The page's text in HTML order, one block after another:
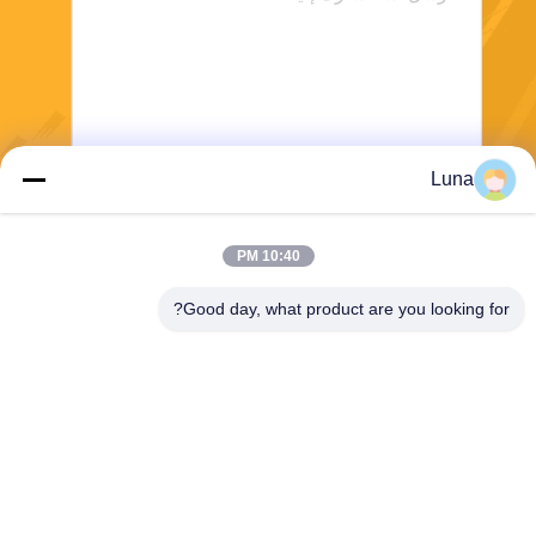
Luna
10:40 PM
Good day, what product are you looking for?